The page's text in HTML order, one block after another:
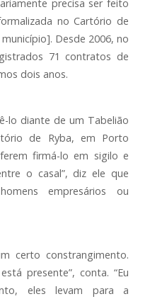
precisa ser feito
no Cartório de
Desde 2006, no
71 contratos de
dois anos.
lo diante de um Tabelião
de Ryba, em Porto
firmá-lo em sigilo e
o casal”, diz ele que
empresários ou
certo constrangimento.
presente”, conta. “Eu
eles levam para a